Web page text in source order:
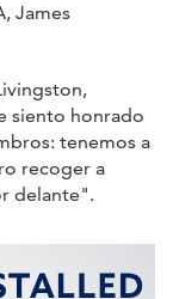
James
siento honrado
tenemos a
recoger a
delante".